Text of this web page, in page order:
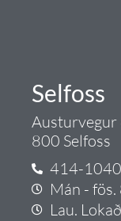
Selfoss
Austurvegur
800 Selfoss
414-1040
Mán -
Lau.